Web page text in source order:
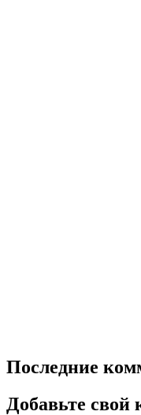
Последние
Добавьте свой